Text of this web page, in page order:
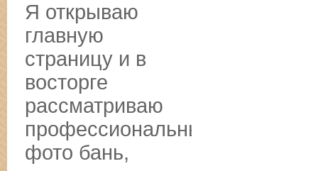
Я открываю
главную
страницу и в
восторге
рассматриваю
профессиональные
фото бань,